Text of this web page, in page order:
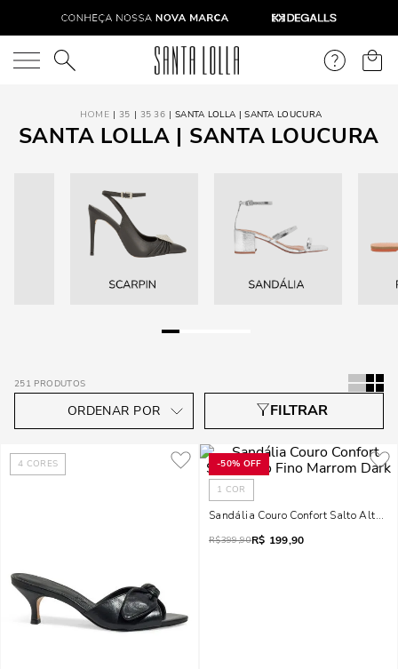
O que você está procurando?
35 35 36 SANTA LOLLA | SANTA LOUCURA
SANTA LOLLA | SANTA LOUCURA
251 PRODUTOS
4 CORES -50% OFF
1 COR
Sandália Couro Confort Salto Alto
R$399,90R$ 199,90